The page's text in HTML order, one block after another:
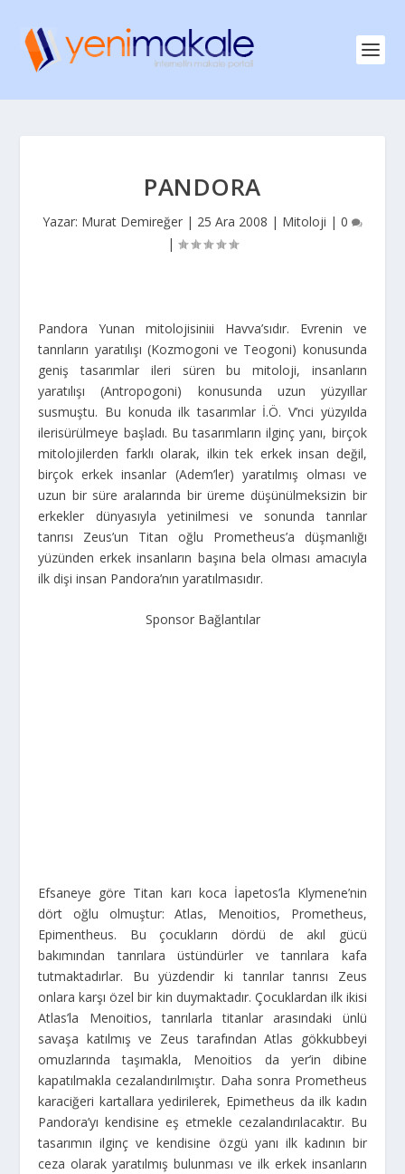
PANDORA
Yazar: Murat Demireğer | 25 Ara 2008 | Mitoloji | 0
|
Pandora Yunan mitolojisiniıi Havva’sıdır. Evrenin ve
tanrıların yaratılışı (Kozmogoni ve Teogoni) konusunda
geniş tasarımlar ileri süren bu mitoloji, insanların
yaratılışı (Antropogoni) konusunda uzun yüzyıllar
susmuştu. Bu konuda ilk tasarımlar İ.Ö. V’nci yüzyılda
ilerisürülmeye başladı. Bu tasarımların ilginç yanı, birçok
mitolojilerden farklı olarak, ilkin tek erkek insan değil,
birçok erkek insanlar (Adem’ler) yaratılmış olması ve
uzun bir süre aralarında bir üreme düşünülmeksizin bir
erkekler dünyasıyla yetinilmesi ve sonunda tanrılar
tanrısı Zeus’un Titan oğlu Prometheus’a düşmanlığı
yüzünden erkek insanların başına bela olması amacıyla
ilk dişi insan Pandora’nın yaratılmasıdır.
Sponsor Bağlantılar
Efsaneye göre Titan karı koca İapetos’la Klymene’nin
dört oğlu olmuştur: Atlas, Menoitios, Prometheus,
Epimentheus. Bu çocukların dördü de akıl gücü
bakımından tanrılara üstündürler ve tanrılara kafa
tutmaktadırlar. Bu yüzdendir ki tanrılar tanrısı Zeus
onlara karşı özel bir kin duymaktadır. Çocuklardan ilk ikisi
Atlas’la Menoitios, tanrılarla titanlar arasındaki ünlü
savaşa katılmış ve Zeus tarafından Atlas gökkubbeyi
omuzlarında taşımakla, Menoitios da yer’in dibine
kapatılmakla cezalandırılmıştır. Daha sonra Prometheus
karaciğeri kartallara yedirilerek, Epimetheus da ilk kadın
Pandora’yı kendisine eş etmekle cezalandırılacaktır. Bu
tasarımın ilginç ve kendisine özgü yanı ilk kadının bir
ceza olarak yaratılmış bulunması ve ilk erkek insanların